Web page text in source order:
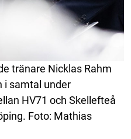
tränare Nicklas Rahm
i samtal under
HV71 och Skellefteå
Foto: Mathias